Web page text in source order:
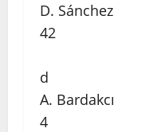
D. Sánchez
42
d
A. Bardakcı
4